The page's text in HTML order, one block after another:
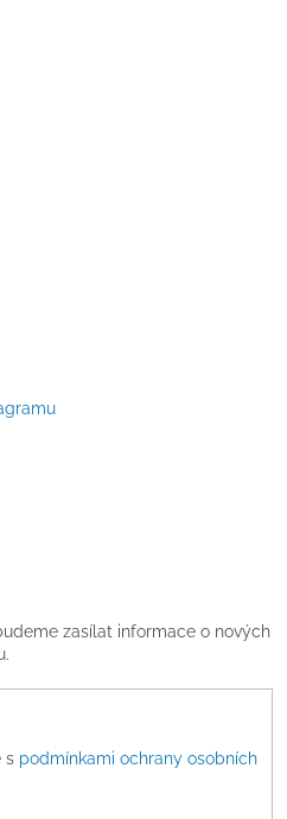
zasílat informace o nových
s podmínkami ochrany osobních